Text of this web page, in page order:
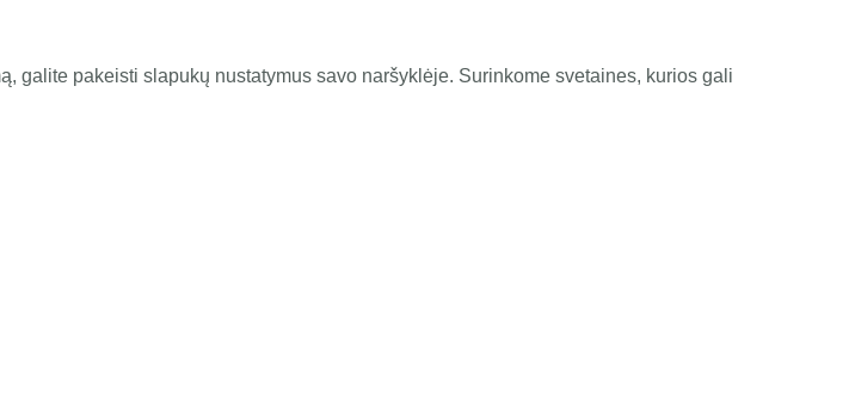
galite pakeisti slapukų nustatymus savo naršyklėje. Surinkome svetaines, kurios gali